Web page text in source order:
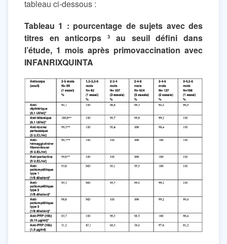
tableau ci-dessous :
Tableau 1 : pourcentage de sujets avec des
titres en anticorps ³ au seuil défini dans
l’étude, 1 mois après primovaccination avec
INFANRIXQUINTA